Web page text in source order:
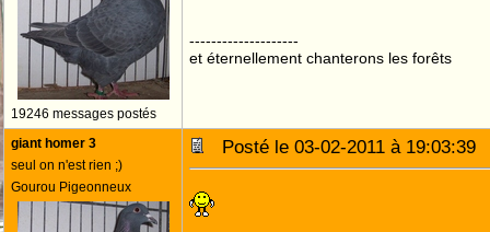
19246 messages postés
--------------------
et éternellement chanterons les forêts
giant homer 3
seul on n'est rien ;)
Gourou Pigeonneux
Posté le 03-02-2011 à